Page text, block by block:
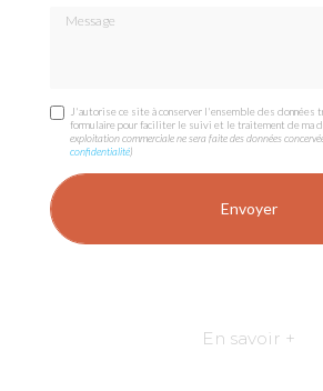
Message
J'autorise ce site à conserver l'ensemble des données
formulaire pour faciliter le suivi et le traitement de ma
exploitation commerciale ne sera faite des données
confidentialité)
En savoir +